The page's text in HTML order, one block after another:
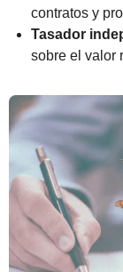
contratos y
Tasador
sobre el valor